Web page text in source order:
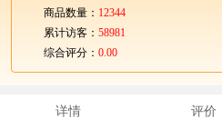
商品数量： 12344
累计访客： 58981
综合评分： 0.00
详情 评价